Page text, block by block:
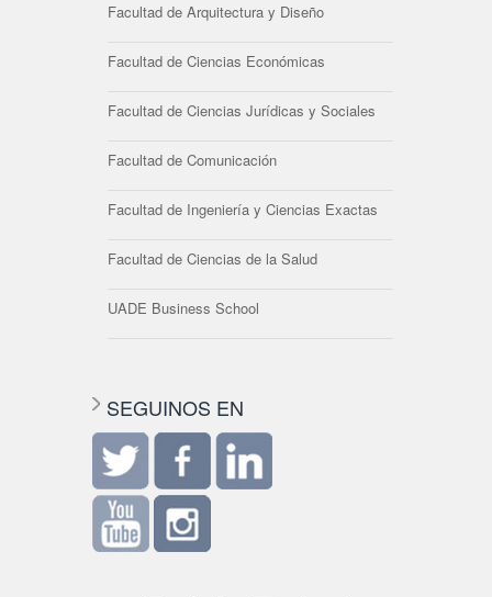
Facultad de Arquitectura y Diseño
Facultad de Ciencias Económicas
Facultad de Ciencias Jurídicas y Sociales
Facultad de Comunicación
Facultad de Ingeniería y Ciencias Exactas
Facultad de Ciencias de la Salud
UADE Business School
SEGUINOS EN